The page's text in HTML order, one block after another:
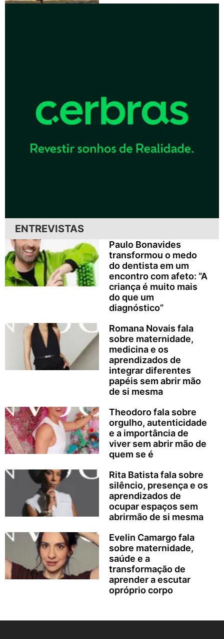
ENTREVISTAS
Paulo Bonavides
transformou o medo
do dentista em um
encontro com afeto: “A
criança é muito mais
do que um
diagnóstico”
Romana Novais fala
sobre maternidade,
medicina e os
aprendizados de
integrar diferentes
papéis sem abrir mão
de si mesma
Theodoro fala sobre
orgulho, autenticidade
e a importância de
viver sem abrir mão de
quem se é
Rita Batista fala sobre
silêncio, presença e os
aprendizados de
ocupar espaços sem
abrirmão de si mesma
Evelin Camargo fala
sobre maternidade,
saúde e a
transformação de
aprender a escutar
opróprio corpo